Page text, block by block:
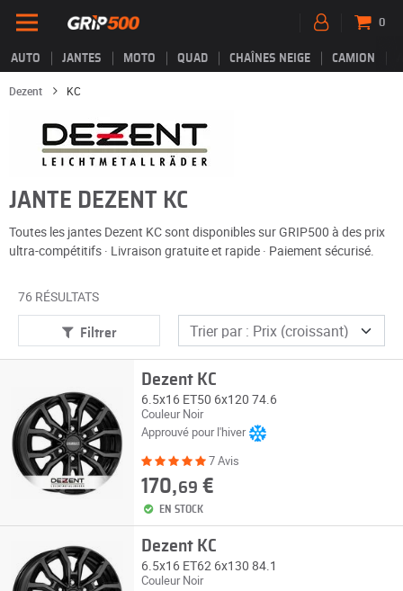
AUTO JANTES MOTO QUAD CHAÎNES NEIGE CAMION
0
Dezent KC
JANTE DEZENT KC
Toutes les jantes Dezent KC sont disponibles sur GRIP500 à des prix
ultra-compétitifs · Livraison gratuite et rapide · Paiement sécurisé.
76 RÉSULTATS
Filtrer
Dezent KC
6.5x16 ET50 6x120 74.6
Couleur Noir
Approuvé pour l'hiver
7 Avis
170,69 €
EN STOCK
Dezent KC
6.5x16 ET62 6x130 84.1
Couleur Noir